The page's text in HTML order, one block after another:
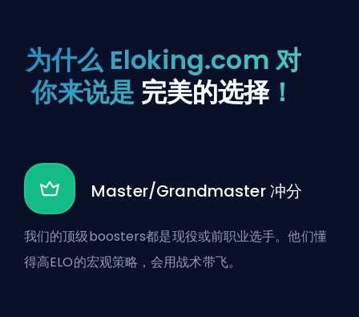
为什么 Eloking.com 对
你来说是 完美的选择！
Master/Grandmaster 冲分
我们的顶级boosters都是现役或前职业选手。他们懂
得高ELO的宏观策略，会用战术带飞。